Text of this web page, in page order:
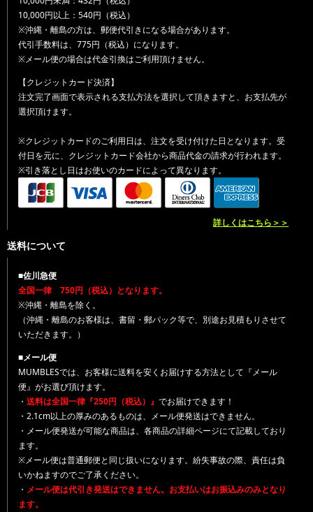
10,000円以上：540円（税込）
※沖縄・離島の方は、郵便代引きになる場合があります。
代引手数料は、775円（税込）になります。
※メール便の場合は代金引換はご利用頂けません。
【クレジットカード決済】
注文完了画面で表示される支払方法を選択して頂きますと、お支払先が
選択頂けます。
※クレジットカードのご利用日は、注文を受け付けた日となります。受
付日を元に、クレジットカード会社から商品代金の請求が行われます。
※引き落とし日はお使いのカードによって異なります。
詳しくはこちら＞＞
送料について
■佐川急便
全国一律 750円（税込）となります。
※沖縄・離島を除く。
（沖縄・離島のお客様は、書留・郵パック等で、別途お見積もりさせて
いただきます。）
■メール便
MUMBLESでは、お客様に送料を安くお届けする方法として『メール
便』がお選び頂けます。
・ 送料は全国一律『250円（税込）』 でお届けできます！
・2.1cm以上の厚みのあるものは、メール便発送はできません。
・メール便発送が可能な商品は、各商品の詳細ページにて記載しており
ます。
※メール便は普通郵便と同じ扱いになります。紛失事故の際、責任は負
いかねますのでご了承ください。
・ メール便は代引き発送はできません。お支払いはお振込みのみとなり
ます。